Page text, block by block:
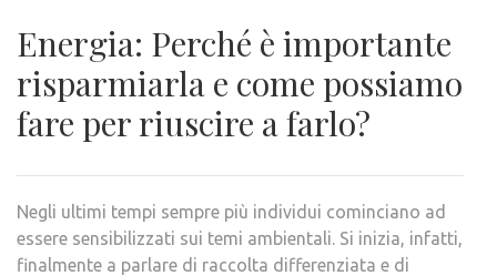
Energia: Perché è importante
risparmiarla e come possiamo
fare per riuscire a farlo?
Negli ultimi tempi sempre più individui cominciano ad
essere sensibilizzati sui temi ambientali. Si inizia, infatti,
finalmente a parlare di raccolta differenziata e di